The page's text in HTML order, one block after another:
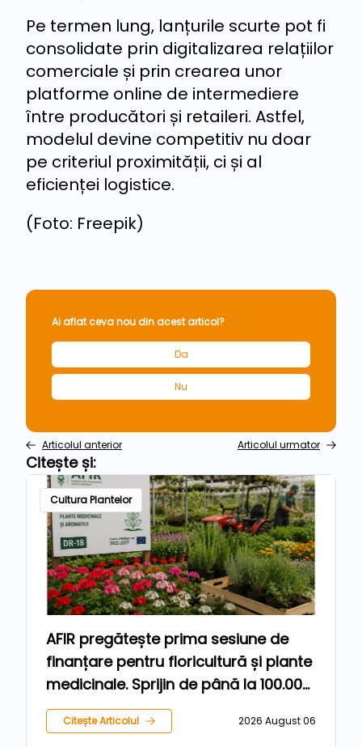
Pe termen lung, lanțurile scurte pot fi
consolidate prin digitalizarea relațiilor
comerciale și prin crearea unor
platforme online de intermediere
între producători și retaileri. Astfel,
modelul devine competitiv nu doar
pe criteriul proximității, ci și al
eficienței logistice.
(Foto: Freepik)
Ai aflat ceva nou din acest articol?
Da
Nu
Articolul anterior Articolul urmator
Citește și:
Cultura Plantelor
AFIR pregătește prima sesiune de
finanțare pentru floricultură și plante
medicinale. Sprijin de până la 100.000
de euro pentru fermieri
Citește Articolul 2026 August 06